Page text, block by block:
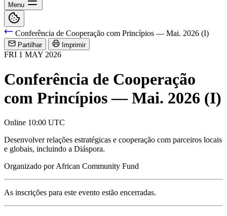
Menu
Conferência de Cooperação com Princípios — Mai. 2026 (I)
Partilhar Imprimir
FRI 1 MAY 2026
Conferência de Cooperação
com Princípios — Mai. 2026 (I)
Online 10:00 UTC
Desenvolver relações estratégicas e cooperação com parceiros locais
e globais, incluindo a Diáspora.
Organizado porAfrican Community Fund
As inscrições para este evento estão encerradas.